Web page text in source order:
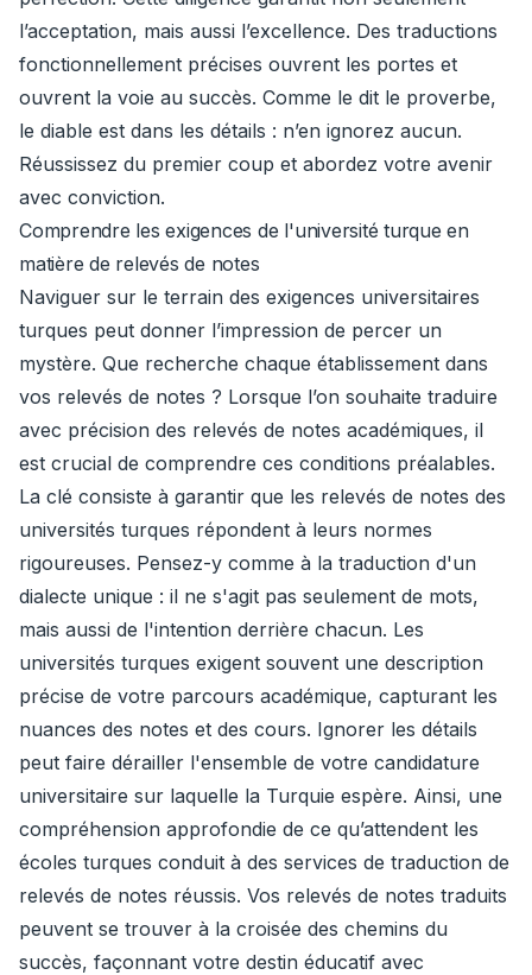
l’acceptation, mais aussi l’excellence. Des traductions
fonctionnellement précises ouvrent les portes et
ouvrent la voie au succès. Comme le dit le proverbe,
le diable est dans les détails : n’en ignorez aucun.
Réussissez du premier coup et abordez votre avenir
avec conviction.
Comprendre les exigences de l'université turque en
matière de relevés de notes
Naviguer sur le terrain des exigences universitaires
turques peut donner l’impression de percer un
mystère. Que recherche chaque établissement dans
vos relevés de notes ? Lorsque l’on souhaite traduire
avec précision des relevés de notes académiques, il
est crucial de comprendre ces conditions préalables.
La clé consiste à garantir que les relevés de notes des
universités turques répondent à leurs normes
rigoureuses. Pensez-y comme à la traduction d'un
dialecte unique : il ne s'agit pas seulement de mots,
mais aussi de l'intention derrière chacun. Les
universités turques exigent souvent une description
précise de votre parcours académique, capturant les
nuances des notes et des cours. Ignorer les détails
peut faire dérailler l'ensemble de votre candidature
universitaire sur laquelle la Turquie espère. Ainsi, une
compréhension approfondie de ce qu’attendent les
écoles turques conduit à des services de traduction de
relevés de notes réussis. Vos relevés de notes traduits
peuvent se trouver à la croisée des chemins du
succès, façonnant votre destin éducatif avec